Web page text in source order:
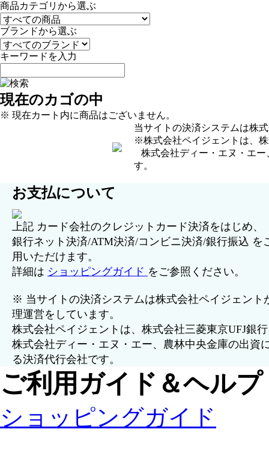
商品カテゴリから選ぶ
ブランドから選ぶ
キーワードを入力
現在のカゴの中
※ 現在カート内に商品はございません。
当サイトの決済システムは株
※株式会社ペイジェントは、
株式会社ディー・エヌ・エ
す。
お支払について
上記 カード会社のクレジットカード決済をはじめ、
銀行ネット決済/ATM決済/コンビニ決済/銀行振込 を
用いただけます。
詳細は ショッピングガイド をご参照ください。
※ 当サイトの決済システムは株式会社ペイジェント
理運営をしています。
株式会社ペイジェントは、株式会社三菱東京UFJ銀
株式会社ディー・エヌ・エー、農林中央金庫の出資
る決済代行会社です。
ご利用ガイド＆ヘルプ
ショッピングガイド